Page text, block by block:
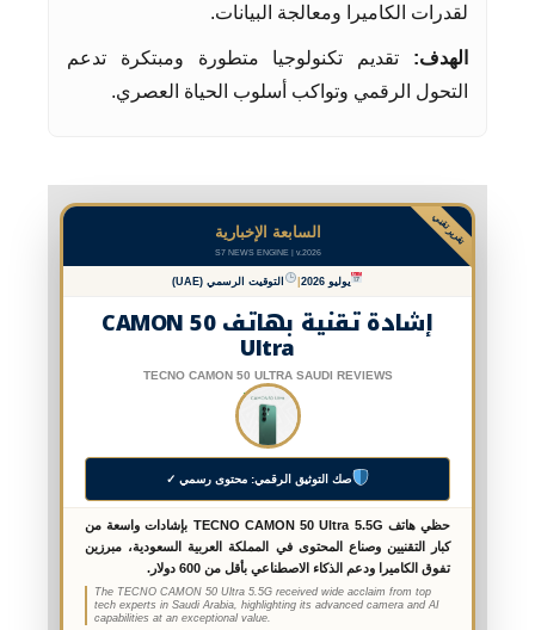
لقدرات الكاميرا ومعالجة البيانات.
الهدف: تقديم تكنولوجيا متطورة ومبتكرة تدعم
التحول الرقمي وتواكب أسلوب الحياة العصري.
تقرير تقني السابعة الإخبارية
S7 NEWS ENGINE | v.2026
يوليو 2026 التوقيت الرسمي (UAE)
إشادة تقنية بهاتف CAMON 50
Ultra
TECNO CAMON 50 ULTRA SAUDI REVIEWS
صك التوثيق الرقمي: محتوى رسمي ✓
حظي هاتف TECNO CAMON 50 Ultra 5.5G بإشادات واسعة من
كبار التقنيين وصناع المحتوى في المملكة العربية السعودية، مبرزين
تفوق الكاميرا ودعم الذكاء الاصطناعي بأقل من 600 دولار.
The TECNO CAMON 50 Ultra 5.5G received wide acclaim from top
tech experts in Saudi Arabia, highlighting its advanced camera and AI
capabilities at an exceptional value.